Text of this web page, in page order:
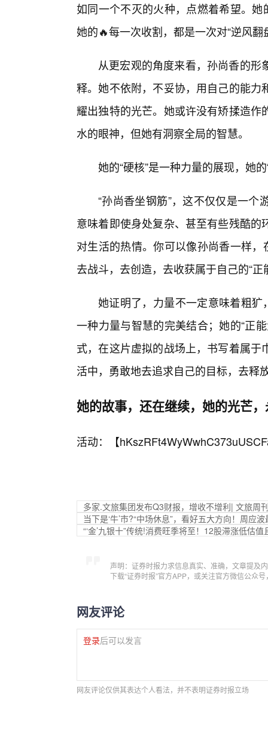
如同一个不灭的火种，点燃着希望。
她的🔥每一次收割，都是一次对“逆风翻
从更宏观的角度来看，孙尚香的
释。她不依附，不妥协，用自己的能
耀出独特的光芒。她或许没有矫揉造
水的眼神，但她有洞察全局的智慧。
她的“硬核”是一种力量的展现，她
“孙尚香坐钢筋”，这不仅仅是一
意味着即使身处复杂、甚至有些残酷
对生活的热情。你可以像孙尚香一样
去战斗，去创造，去收获属于自己的“正
她证明了，力量不一定意味着粗犷
一种力量与智慧的完美结合；她的“正
式，在这片虚拟的战场上，书写着属
活中，勇敢地去追求自己的目标，去释
她的故事，还在继续，她的光芒
活动：【
多家.文旅集团发布Q3财报，增收不增利| 文旅周
当下是‘牛’市?“中场休息”，看好五大方向！周应
“‘金’九银十”传统!消费旺季将至！12股滞涨低估
声明：证券时报力求信息真实、准确，文章提及
下载“证券时报”官方APP，或关注官方微信公众
网友评论
登录后可以发言
网友评论仅供其表达个人看法，并不表明证券时报立场